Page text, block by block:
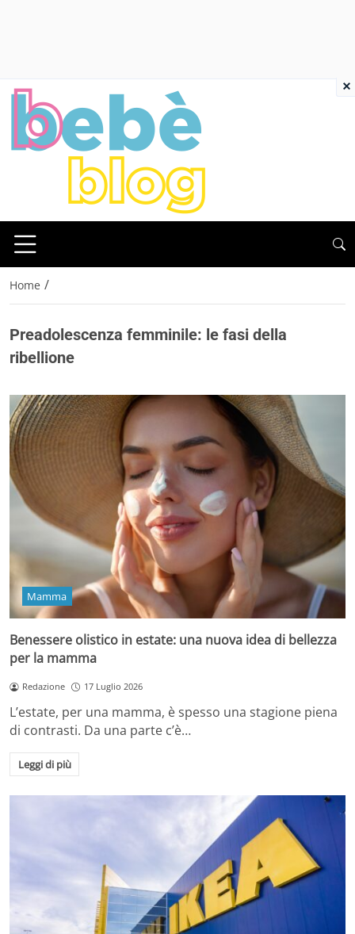
Home /
Preadolescenza femminile: le fasi della
ribellione
Mamma
Benessere olistico in estate: una nuova idea di bellezza
per la mamma
Redazione 17 Luglio 2026
L’estate, per una mamma, è spesso una stagione piena
di contrasti. Da una parte c’è…
Leggi di più
×